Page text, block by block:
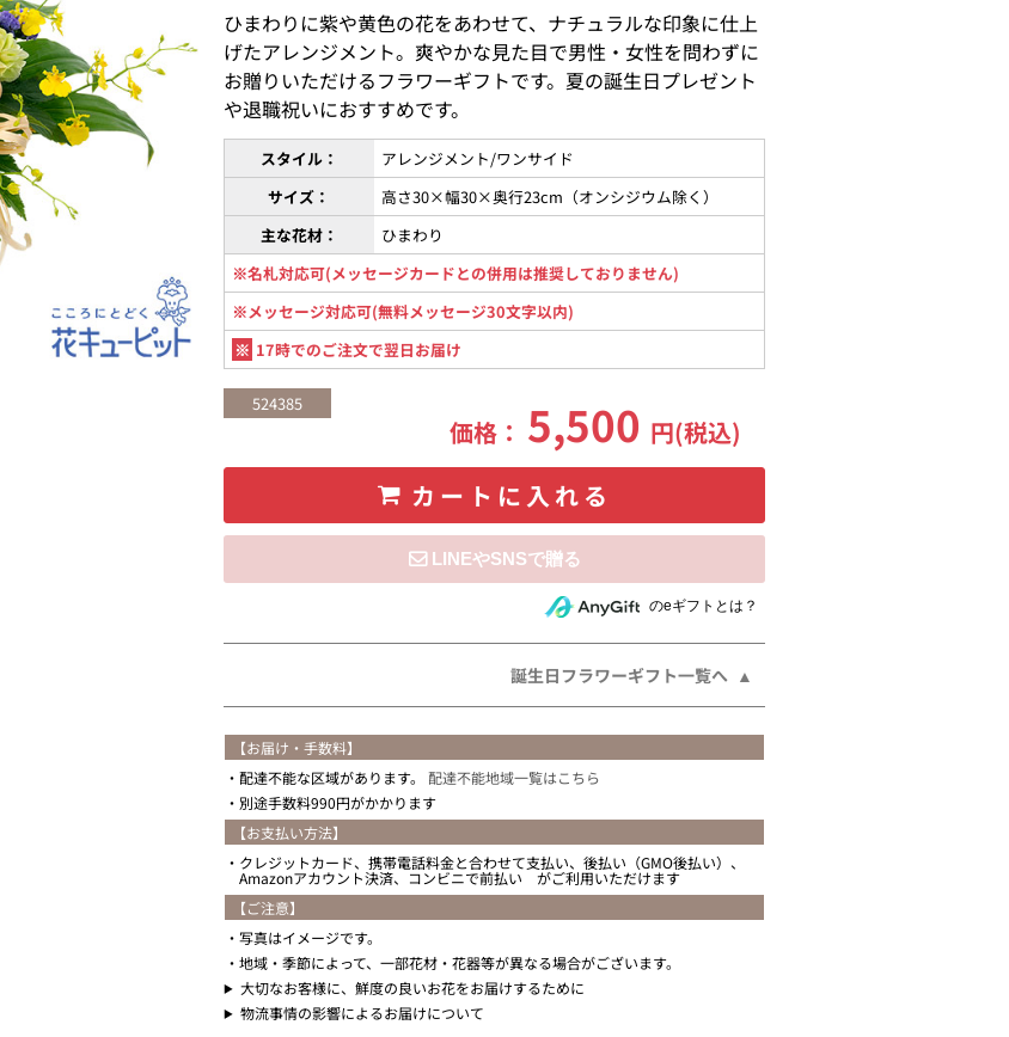
ひまわりに紫や黄色の花をあわせて、ナチュラルな印象に仕上
げたアレンジメント。爽やかな見た目で男性・女性を問わずに
お贈りいただけるフラワーギフトです。夏の誕生日プレゼント
や退職祝いにおすすめです。
スタイル：
アレンジメント/ワンサイド
サイズ：
高さ30×幅30×奥行23cm（オンシジウム除く）
主な花材：
ひまわり
※名札対応可(メッセージカードとの併用は推奨しておりません)
※メッセージ対応可(無料メッセージ30文字以内)
※ 17時でのご注文で翌日お届け
524385
価格： 5,500 円(税込)
カートに入れる
住所を知らない相手にeギフトで贈るのeギフトとは？
誕生日フラワーギフト一覧へ
【お届け・手数料】
配達不能な区域があります。 配達不能地域一覧はこちら
別途手数料990円がかかります
【お支払い方法】
クレジットカード、携帯電話料金と合わせて支払い、後払い（GMO後払い）、
Amazonアカウント決済、コンビニで前払い がご利用いただけます
【ご注意】
写真はイメージです。
地域・季節によって、一部花材・花器等が異なる場合がございます。
大切なお客様に、鮮度の良いお花をお届けするために
物流事情の影響によるお届けについて